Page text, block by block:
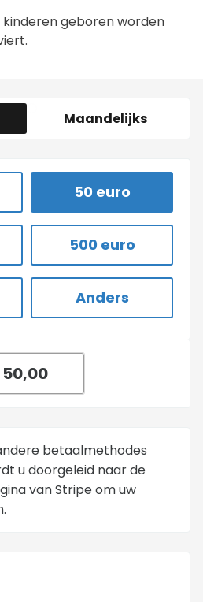
kinderen geboren worden
Maandelijks
50 euro
500 euro
Anders
betaalmethodes
u doorgeleid naar de
van Stripe om uw